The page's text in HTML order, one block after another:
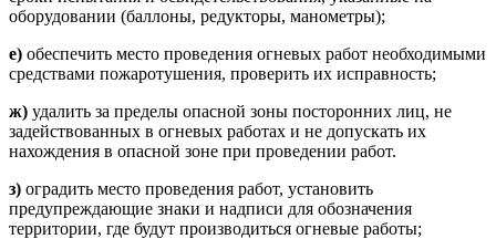
оборудовании (баллоны, редукторы, манометры);
е) обеспечить место проведения огневых работ необходимыми
средствами пожаротушения, проверить их исправность;
ж) удалить за пределы опасной зоны посторонних лиц, не
задействованных в огневых работах и не допускать их
нахождения в опасной зоне при проведении работ.
з) оградить место проведения работ, установить
предупреждающие знаки и надписи для обозначения
территории, где будут производиться огневые работы;